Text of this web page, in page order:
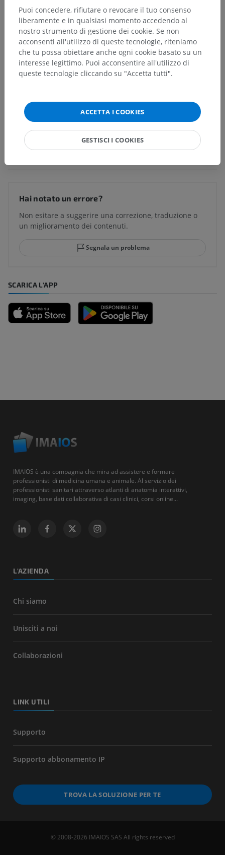
Corpo umano Apparati viscerali
>
Apparati genitali
Apparato genitale femminile
Organi genitali femminili interni
Tuba uterina
Tunica muscolare della tuba uterina
Strutture sottostanti:Non sono presenti strutture
soggiacenti per questa parte anatomica
Anatomia umana 1
Traduzioni
Hai notato un errore?
Non esitare a suggerire una correzione, traduzione o
un miglioramento dei contenuti.
Segnala un problema
SCARICA L'APP
IMAIOS è una compagnia che mira ad assistere e formare
professionisti di medicina umana e animale. Al servizio dei
professionisti sanitari attraverso atlanti di anatomia interattivi,
imaging, base dati collaborativa di casi clinici, corsi online...
L'AZIENDA
Chi siamo
Unisciti a noi
Collaborazioni
LINK UTILI
Supporto
Supporto abbonamento IP
TROVA LA SOLUZIONE PER TE
© 2008-2026 IMAIOS SAS All rights reserved
Puoi concedere, rifiutare o revocare il tuo consenso
liberamente e in qualsiasi momento accedendo al
nostro strumento di gestione dei cookie. Se non
acconsenti all'utilizzo di queste tecnologie, riteniamo
che tu possa obiettare anche ogni cookie basato su un
interesse legittimo. Puoi acconsentire all'utilizzo di
queste tecnologie cliccando su "Accetta tutti".
ACCETTA I COOKIES
GESTISCI I COOKIES